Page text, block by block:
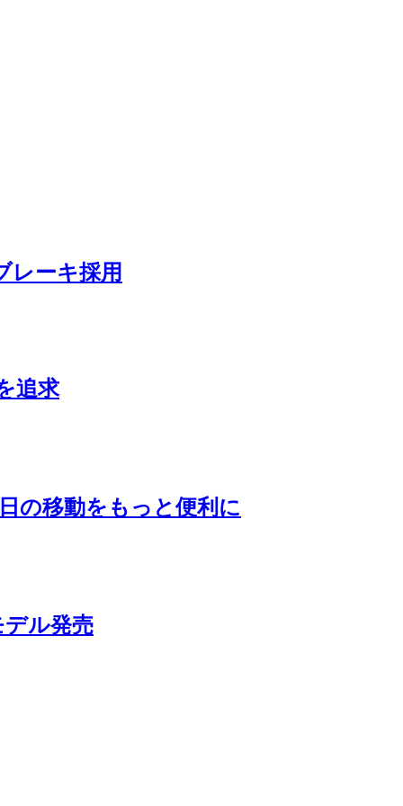
レーキ採用
追求
の移動をもっと便利に
ル発売